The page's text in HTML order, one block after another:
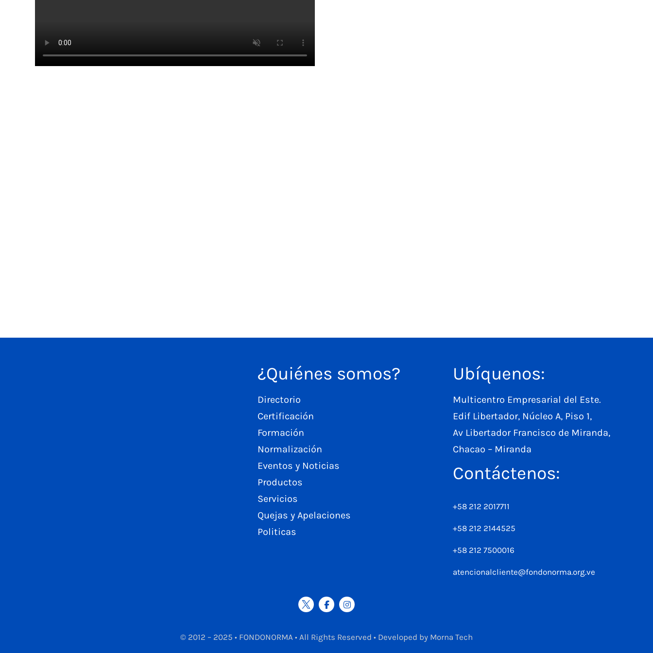
¿Quiénes somos?
Directorio
Certificación
Formación
Normalización
Eventos y Noticias
Productos
Servicios
Quejas y Apelaciones
Politicas
Ubíquenos:
Multicentro Empresarial del Este.
Edif Libertador, Núcleo A, Piso 1,
Av Libertador Francisco de Miranda,
Chacao – Miranda
Contáctenos:
+58 212 2017711
+58 212 2144525
+58 212 7500016
atencionalcliente@fondonorma.org.ve
© 2012 – 2025 • FONDONORMA • All Rights Reserved • Developed by Morna Tech